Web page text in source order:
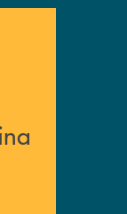
pagina della